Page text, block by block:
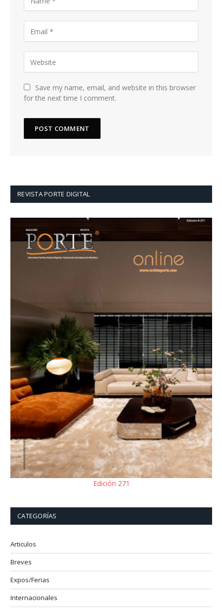
Save my name, email, and website in this browser
for the next time I comment.
REVISTA PORTE DIGITAL
Edición 271
CATEGORÍAS
Articulos
Breves
Expos/Ferias
Internacionales